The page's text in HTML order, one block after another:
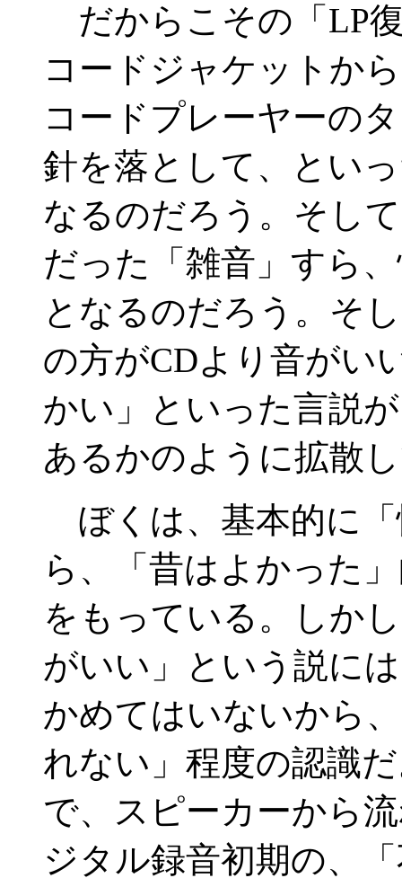
だからこその「LP
コードジャケットか
コードプレーヤーの
針を落として、とい
なるのだろう。そし
だった「雑音」すら
となるのだろう。そ
の方がCDより音がい
かい」といった言説
あるかのように拡散
ぼくは、基本的に
ら、「昔はよかった
をもっている。しか
がいい」という説に
かめてはいないから
れない」程度の認識
で、スピーカーから
ジタル録音初期の、